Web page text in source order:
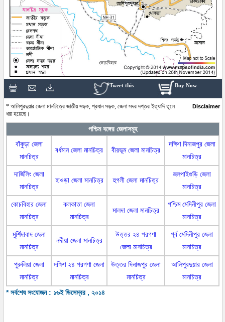
Buy Now
Tweet this
* আলিপুরদুয়ার জেলা মানচিত্রে জাতীয় সড়ক, প্রধান সড়ক, জেলা সদর দপ্তর ইত্যাদি তুলে
ধরা হয়েছে।
Disclaimer
পশ্চিম বঙ্গের জেলাসমূহ
বাঁকুড়া জেলা
মানচিত্র
বর্ধমান জেলা মানচিত্র বীরভূম জেলা মানচিত্র
দক্ষিণ দিনাজপুর জেলা
মানচিত্র
দার্জিলিং জেলা
মানচিত্র
হাওড়া জেলা মানচিত্র হুগলী জেলা মানচিত্র
জলপাইগুড়ি জেলা
মানচিত্র
কোচবিহার জেলা
মানচিত্র
কলকাতা জেলা
মানচিত্র
মালদা জেলা মানচিত্র
পশ্চিম মেদিনীপুর জেলা
মানচিত্র
মুর্শিদাবাদ জেলা
মানচিত্র
নদীয়া জেলা মানচিত্র
উত্তর ২৪ পরগণা
জেলা মানচিত্র
পূর্ব মেদিনীপুর জেলা
মানচিত্র
পুরুলিয়া জেলা
মানচিত্র
দক্ষিণ ২৪ পরগণা জেলা
মানচিত্র
উত্তর দিনাজপুর জেলা
মানচিত্র
আলিপুরদুয়ার জেলা
মানচিত্র
* সর্বশেষ সংযোজন : ১৬ই ডিসেম্বর , ২০১৪